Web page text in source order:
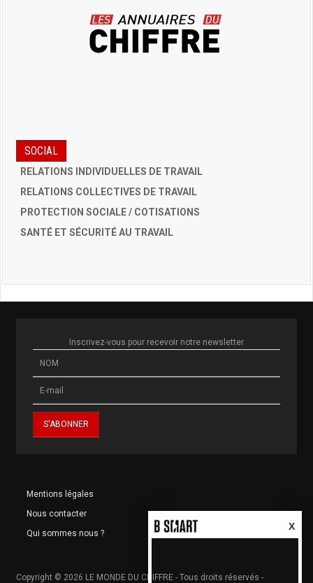
SOCIAL
RELATIONS INDIVIDUELLES DE TRAVAIL
RELATIONS COLLECTIVES DE TRAVAIL
PROTECTION SOCIALE / COTISATIONS
SANTÉ ET SÉCURITÉ AU TRAVAIL
Inscrivez-vous pour recevoir notre newsletter
Mentions légales
Nous contacter
Qui sommes nous ?
Copyright © 2026 LE MONDE DU CHIFFRE - Tous droits réservés -
X